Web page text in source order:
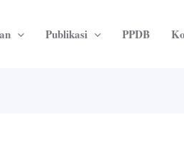
Publikasi PPDB